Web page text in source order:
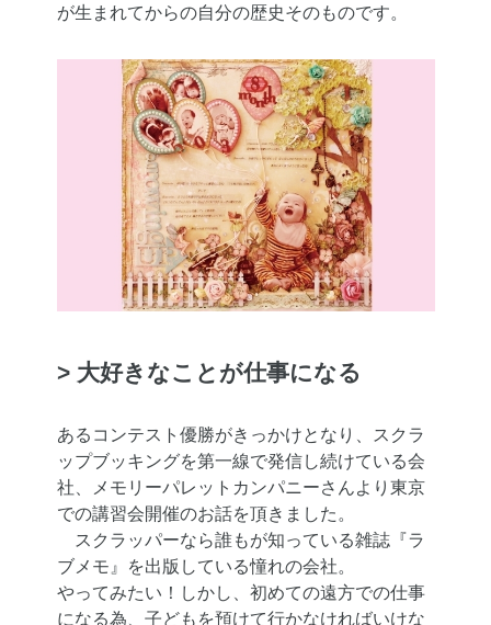
が生まれてからの自分の歴史そのものです。
> 大好きなことが仕事になる
あるコンテスト優勝がきっかけとなり、スクラ
ップブッキングを第一線で発信し続けている会
社、メモリーパレットカンパニーさんより東京
での講習会開催のお話を頂きました。
スクラッパーなら誰もが知っている雑誌『ラ
ブメモ』を出版している憧れの会社。
やってみたい！しかし、初めての遠方での仕事
になる為、子どもを預けて行かなければいけな